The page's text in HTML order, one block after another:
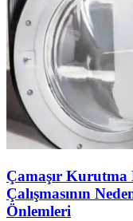
Çamaşır
Çalışmasının
Önlemleri